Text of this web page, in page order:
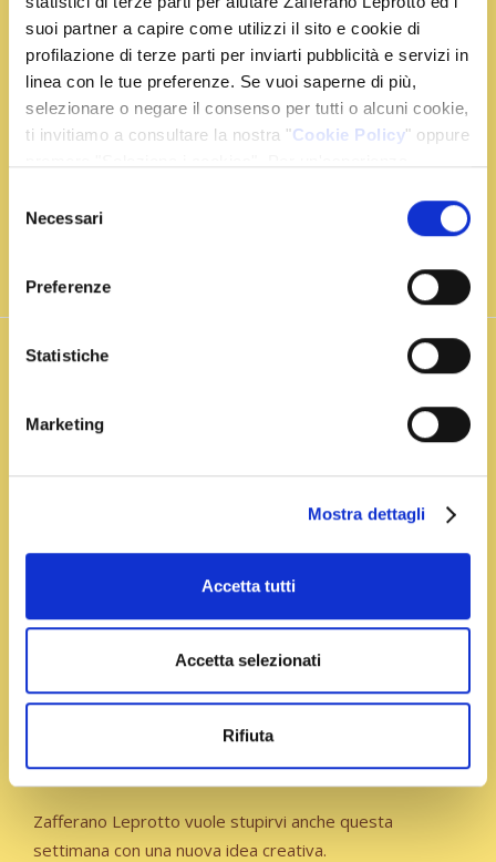
suoi partner a capire come utilizzi il sito e cookie di
profilazione di terze parti per inviarti pubblicità e servizi in
linea con le tue preferenze. Se vuoi saperne di più,
selezionare o negare il consenso per tutti o alcuni cookie,
ti invitiamo a consultare la nostra "Cookie Policy" oppure
delNecessari
Preferenze
Statistiche
Marketing
Mostra dettagli
Accetta tutti
Accetta selezionati
Rifiuta
Con la ricetta di oggi Zafferano Leprotto vi insegnerà
come preparare dei petti di pollo e renderli più sfiziosi
che mai. Profumate la carne in una padella con un
bicchierino di marsala per renderla bruna e dolce e
gustosissimo!
Vai alla ricetta
Sedanini
allo
zafferano con uova
profumate al limone
Zafferano Leprotto vuole stupirvi anche questa
settimana con una nuova idea creativa.